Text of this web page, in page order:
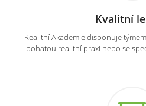
Kvalitní
Realitní Akademie disponuje
bohatou realitní praxi nebo se